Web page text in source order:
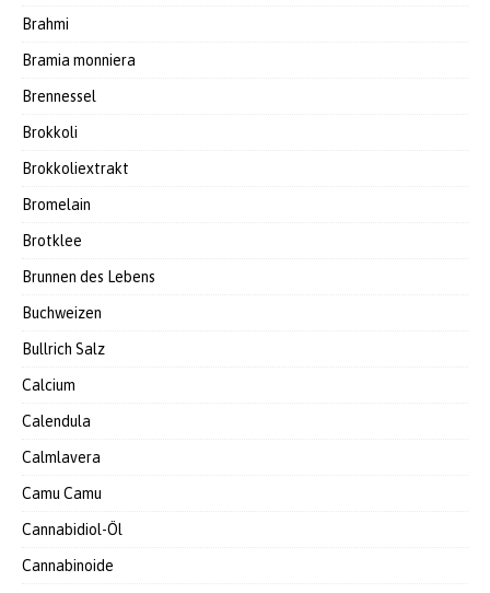
Brahmi
Bramia monniera
Brennessel
Brokkoli
Brokkoliextrakt
Bromelain
Brotklee
Brunnen des Lebens
Buchweizen
Bullrich Salz
Calcium
Calendula
Calmlavera
Camu Camu
Cannabidiol-Öl
Cannabinoide